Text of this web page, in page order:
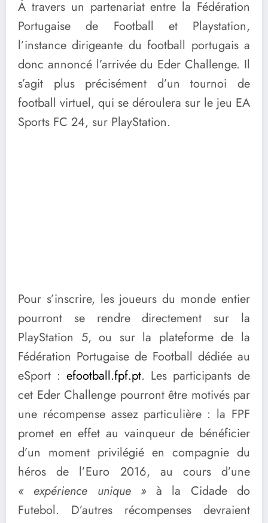
À travers un partenariat entre la Fédération
Portugaise de Football et Playstation,
l’instance dirigeante du football portugais a
donc annoncé l’arrivée du Eder Challenge. Il
s’agit plus précisément d’un tournoi de
football virtuel, qui se déroulera sur le jeu EA
Sports FC 24, sur PlayStation.
Pour s’inscrire, les joueurs du monde entier
pourront se rendre directement sur la
PlayStation 5, ou sur la plateforme de la
Fédération Portugaise de Football dédiée au
eSport : efootball.fpf.pt. Les participants de
cet Eder Challenge pourront être motivés par
une récompense assez particulière : la FPF
promet en effet au vainqueur de bénéficier
d’un moment privilégié en compagnie du
héros de l’Euro 2016, au cours d’une
« expérience unique »à la Cidade do
Futebol. D’autres récompenses devraient